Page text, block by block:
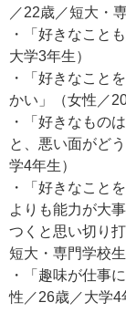
／22歳／短大・
・「好きなこと
大学3年生）
・「好きなこと
かい」（女性／
・「好きなもの
と、悪い面がど
学4年生）
・「好きなこと
よりも能力が大
つくと思い切り
短大・専門学校生
・「趣味が仕事
性／26歳／大学4